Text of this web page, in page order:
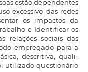
estão dependentes
excessivo das redes
os impactos da
e Identificar os
relações sociais das
empregado para a
descritiva, quali-
utilizado questionário